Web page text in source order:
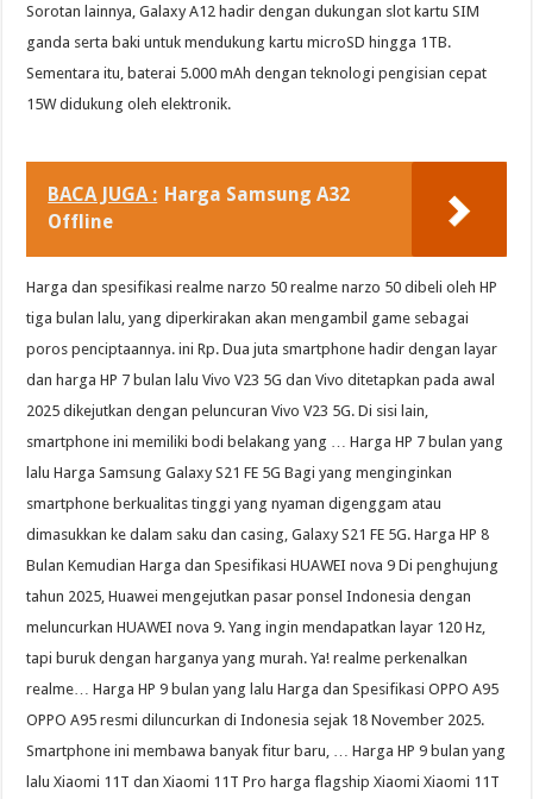
Sorotan lainnya, Galaxy A12 hadir dengan dukungan slot kartu SIM
ganda serta baki untuk mendukung kartu microSD hingga 1TB.
Sementara itu, baterai 5.000 mAh dengan teknologi pengisian cepat
15W didukung oleh elektronik.
BACA JUGA : Harga Samsung A32
Offline
Harga dan spesifikasi realme narzo 50 realme narzo 50 dibeli oleh HP
tiga bulan lalu, yang diperkirakan akan mengambil game sebagai
poros penciptaannya. ini Rp. Dua juta smartphone hadir dengan layar
dan harga HP 7 bulan lalu Vivo V23 5G dan Vivo ditetapkan pada awal
2025 dikejutkan dengan peluncuran Vivo V23 5G. Di sisi lain,
smartphone ini memiliki bodi belakang yang … Harga HP 7 bulan yang
lalu Harga Samsung Galaxy S21 FE 5G Bagi yang menginginkan
smartphone berkualitas tinggi yang nyaman digenggam atau
dimasukkan ke dalam saku dan casing, Galaxy S21 FE 5G. Harga HP 8
Bulan Kemudian Harga dan Spesifikasi HUAWEI nova 9 Di penghujung
tahun 2025, Huawei mengejutkan pasar ponsel Indonesia dengan
meluncurkan HUAWEI nova 9. Yang ingin mendapatkan layar 120 Hz,
tapi buruk dengan harganya yang murah. Ya! realme perkenalkan
realme… Harga HP 9 bulan yang lalu Harga dan Spesifikasi OPPO A95
OPPO A95 resmi diluncurkan di Indonesia sejak 18 November 2025.
Smartphone ini membawa banyak fitur baru, … Harga HP 9 bulan yang
lalu Xiaomi 11T dan Xiaomi 11T Pro harga flagship Xiaomi Xiaomi 11T